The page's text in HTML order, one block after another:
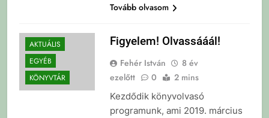
Tovább olvasom
AKTUÁLIS
EGYÉB
KÖNYVTÁR
Figyelem! Olvassááál!
Fehér István
8 év
ezelőtt
0 2 mins
Kezdődik könyvolvasó
programunk, ami 2019. március